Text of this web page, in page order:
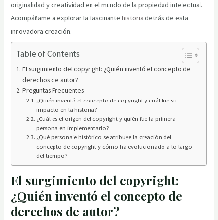
originalidad y creatividad en el mundo de la propiedad intelectual.
Acompáñame a explorar la fascinantehistoria detrás de esta
innovadora creación.
Table of Contents
El surgimiento del copyright: ¿Quién inventó el concepto de
derechos de autor?
Preguntas Frecuentes
¿Quién inventó el concepto de copyright y cuál fue su
impacto en la historia?
¿Cuál es el origen del copyright y quién fue la primera
persona en implementarlo?
¿Qué personaje histórico se atribuye la creación del
concepto de copyright y cómo ha evolucionado a lo largo
del tiempo?
El surgimiento del copyright:
¿Quién inventó el concepto de
derechos de autor?